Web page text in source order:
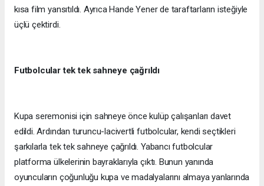
kısa film yansıtıldı. Ayrıca Hande Yener de taraftarların isteğiyle
üçlü çektirdi.
Futbolcular tek tek sahneye çağrıldı
Kupa seremonisi için sahneye önce kulüp çalışanları davet
edildi. Ardından turuncu-lacivertli futbolcular, kendi seçtikleri
şarkılarla tek tek sahneye çağrıldı. Yabancı futbolcular
platforma ülkelerinin bayraklarıyla çıktı. Bunun yanında
oyuncuların çoğunluğu kupa ve madalyalarını almaya yanlarında